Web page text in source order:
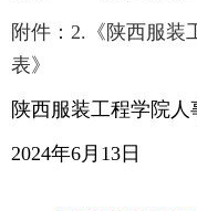
附件：2.《陕西服装
表》
陕西服装工程学院人
2024年6月13日